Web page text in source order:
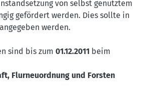
von selbst genutztem
gefördert werden. Dies sollte in
werden.
sind bis zum 01.12.2011 beim
Flurneuordnung und Forsten